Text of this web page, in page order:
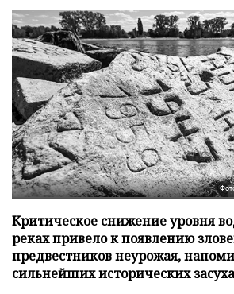
Критическое снижение уровня
реках привело к появлению
предвестников неурожая,
сильнейших исторических